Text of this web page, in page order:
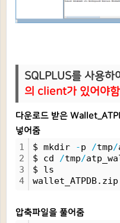
SQLPLUS를 사용하
의 client가 있어야
다운로드 받은
넣어줌
1
2
3
4
$ mkdir -p /tmp/
$ cd /tmp/
$ ls
wallet_ATPDB.zip
압축파일을 풀어줌